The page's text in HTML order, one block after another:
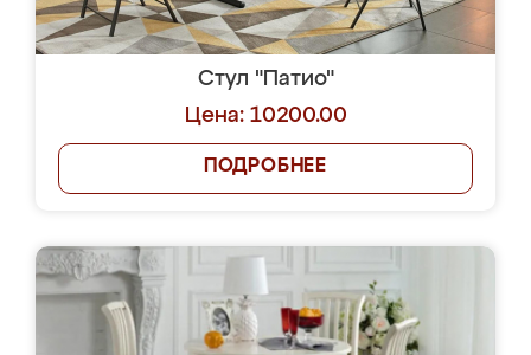
Стул "Патио"
Цена: 10200.00
ПОДРОБНЕЕ